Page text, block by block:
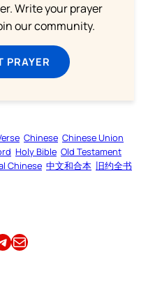
Write your prayer
our community.
PRAYER
Chinese Chinese Union
Holy Bible Old Testament
Chinese 中文和合本 旧约全书
Email this Article